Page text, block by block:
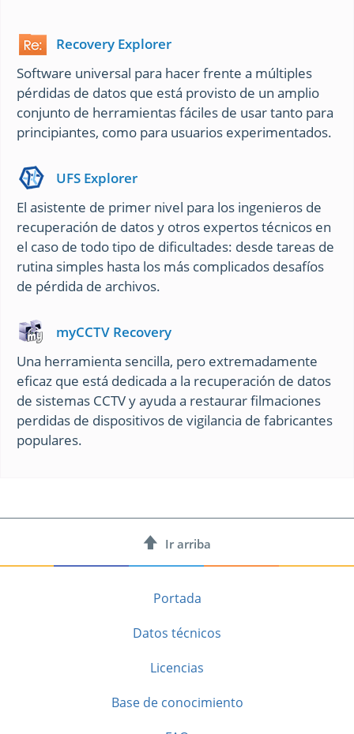
Recovery Explorer
Software universal para hacer frente a múltiples
pérdidas de datos que está provisto de un amplio
conjunto de herramientas fáciles de usar tanto para
principiantes, como para usuarios experimentados.
UFS Explorer
El asistente de primer nivel para los ingenieros de
recuperación de datos y otros expertos técnicos en
el caso de todo tipo de dificultades: desde tareas de
rutina simples hasta los más complicados desafíos
de pérdida de archivos.
myCCTV Recovery
Una herramienta sencilla, pero extremadamente
eficaz que está dedicada a la recuperación de datos
de sistemas CCTV y ayuda a restaurar filmaciones
perdidas de dispositivos de vigilancia de fabricantes
populares.
Ir arriba
Portada
Datos técnicos
Licencias
Base de conocimiento